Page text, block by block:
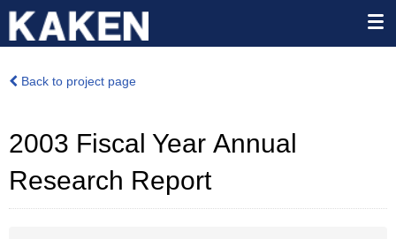
Back to project page
2003 Fiscal Year Annual
Research Report